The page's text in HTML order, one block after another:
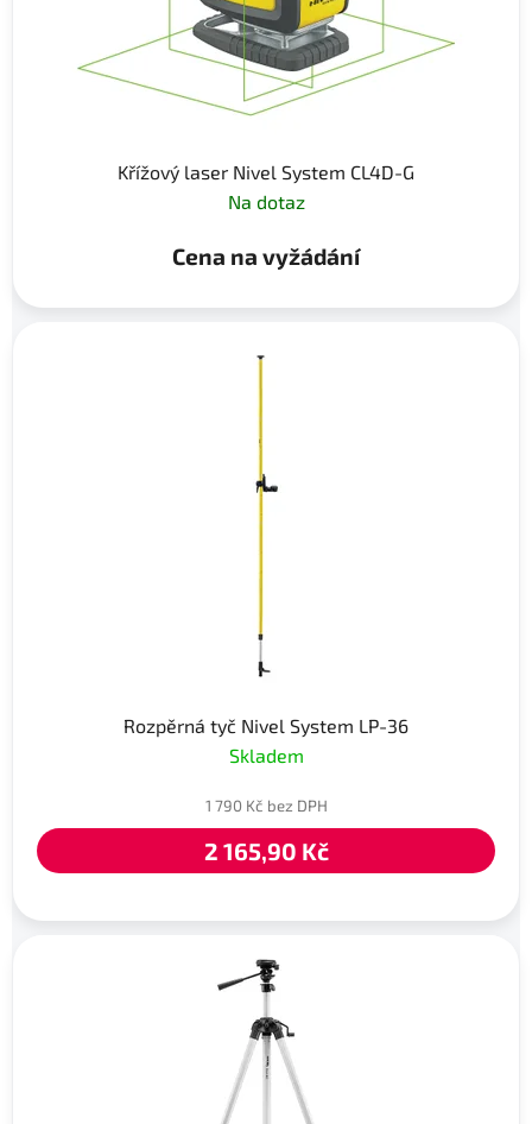
Křížový laser Nivel System CL4D-G
Na dotaz
Cena na vyžádání
Rozpěrná tyč Nivel System LP-36
Skladem
1 790 Kč bez DPH
2 165,90 Kč